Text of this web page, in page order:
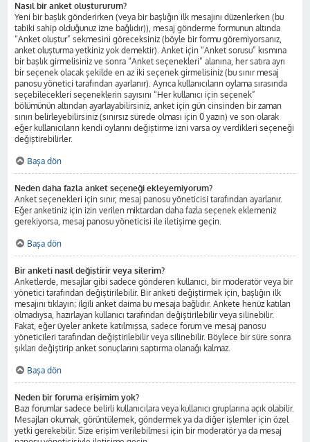
Nasıl bir anket oluştururum?
Yeni bir başlık gönderirken (veya bir başlığın ilk mesajını düzenlerken (bu
tabiki sahip olduğunuz izne bağlıdır)), mesaj gönderme formunun altında
“Anket oluştur” sekmesini göreceksiniz (böyle bir formu göremiyorsanız,
anket oluşturma yetkiniz yok demektir). Anket için “Anket sorusu” kısmına
bir başlık girmelisiniz ve sonra “Anket seçenekleri” alanına, her satıra ayrı
bir seçenek olacak şekilde en az iki seçenek girmelisiniz (bu sınır mesaj
panosu yönetici tarafından ayarlanır). Ayrıca kullanıcıların oylama sırasında
seçebilecekleri seçeneklerin sayısını “Her kullanıcı için seçenek”
bölümünün altından ayarlayabilirsiniz, anket için gün cinsinden bir zaman
sınırı belirleyebilirsiniz (sınırsız sürede olması için 0 yazın) ve son olarak
eğer kullanıcıların kendi oylarını değiştirme izni varsa oy verdikleri seçeneği
değiştirebilirler.
Başa dön
Neden daha fazla anket seçeneği ekleyemiyorum?
Anket seçenekleri için sınır, mesaj panosu yöneticisi tarafından ayarlanır.
Eğer anketiniz için izin verilen miktardan daha fazla seçenek eklemeniz
gerekiyorsa, mesaj panosu yöneticisi ile iletişime geçin.
Başa dön
Bir anketi nasıl değiştirir veya silerim?
Anketlerde, mesajlar gibi sadece gönderen kullanıcı, bir moderatör veya bir
yönetici tarafından değiştirilebilir. Bir anketi değiştirmek için, başlığın ilk
mesajını tıklayın; ilgili anket daima bu mesaja bağlıdır. Ankete henüz katılan
olmadıysa, hazırlayan kullanıcı tarafından değiştirilebilir veya silinebilir.
Fakat, eğer üyeler ankete katılmışsa, sadece forum ve mesaj panosu
yöneticileri tarafından değiştirilebilir veya silinebilir. Böylece bir süre sonra
şıkları değiştirip anket sonuçlarını saptırma olanağı kalmaz.
Başa dön
Neden bir foruma erişimim yok?
Bazı forumlar sadece belirli kullanıcılara veya kullanıcı gruplarına açık olabilir.
Mesajları okumak, görüntülemek, göndermek ya da diğer işlemler için özel
yetki gerekebilir. Size erişim verilebilmesi için bir moderatör ya da mesaj